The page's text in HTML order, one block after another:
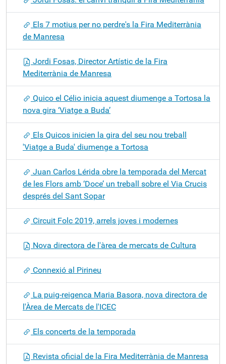
Els 7 motius per no perdre's la Fira Mediterrània
de Manresa
Jordi Fosas, Director Artístic de la Fira
Mediterrània de Manresa
Quico el Célio inicia aquest diumenge a Tortosa la
nova gira ‘Viatge a Buda’
Els Quicos inicien la gira del seu nou treball
'Viatge a Buda' diumenge a Tortosa
Juan Carlos Lérida obre la temporada del Mercat
de les Flors amb ‘Doce’ un treball sobre el Via Crucis
després del Sant Sopar
Circuit Folc 2019, arrels joves i modernes
Nova directora de l'àrea de mercats de Cultura
Connexió al Pirineu
La puig-reigenca Maria Basora, nova directora de
l'Àrea de Mercats de l'ICEC
Els concerts de la temporada
Revista oficial de la Fira Mediterrània de Manresa